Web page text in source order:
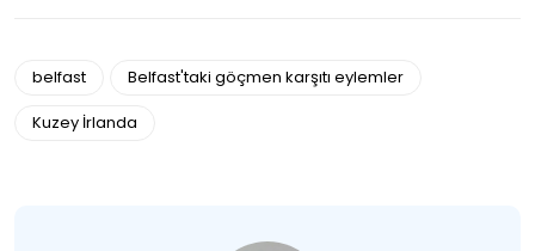
belfast
Belfast'taki göçmen karşıtı eylemler
Kuzey İrlanda